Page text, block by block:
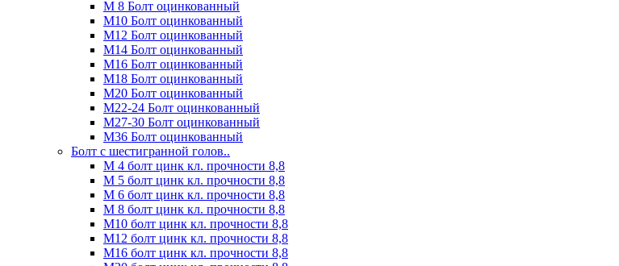
М 8 Болт оцинкованный
М10 Болт оцинкованный
М12 Болт оцинкованный
М14 Болт оцинкованный
М16 Болт оцинкованный
М18 Болт оцинкованный
М20 Болт оцинкованный
М22-24 Болт оцинкованный
М27-30 Болт оцинкованный
М36 Болт оцинкованный
Болт с шестигранной голов..
М 4 болт цинк кл. прочности 8,8
М 5 болт цинк кл. прочности 8,8
М 6 болт цинк кл. прочности 8,8
М 8 болт цинк кл. прочности 8,8
М10 болт цинк кл. прочности 8,8
М12 болт цинк кл. прочности 8,8
М16 болт цинк кл. прочности 8,8